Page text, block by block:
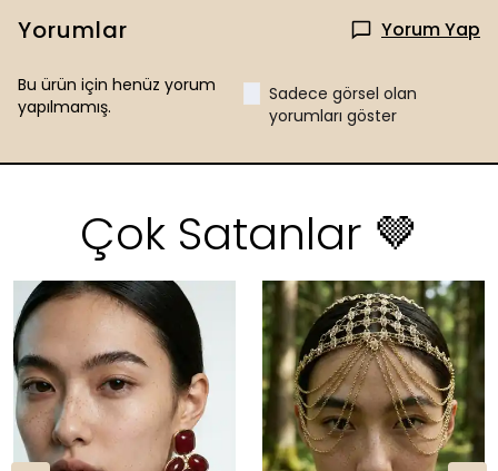
Yorumlar Yorum Yap
Bu ürün için henüz yorum
yapılmamış.
Sadece görsel olan
yorumları göster
Çok Satanlar 🤎